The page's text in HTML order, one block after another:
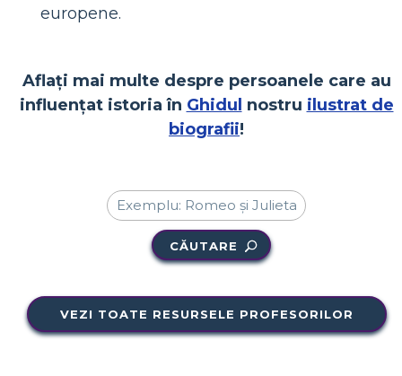
europene.
Aflați mai multe despre persoanele care au
influențat istoria în Ghidul nostru ilustrat de
biografii!
CĂUTARE
VEZI TOATE RESURSELE PROFESORILOR